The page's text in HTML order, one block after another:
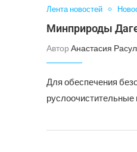
Лента новостей
Минприроды
Автор Анастасия
Для обеспечения